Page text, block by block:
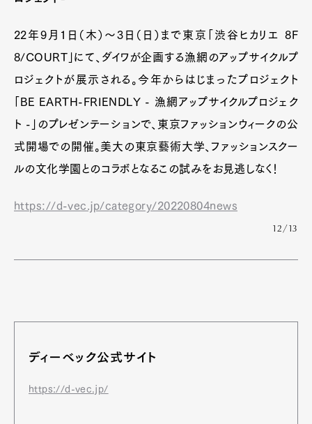
22年9月1日（木）〜3日（日）まで東京「渋谷ヒカリエ 8F
8/COURT」にて、ダイワが企画する漁網のアップサイクルプ
ロジェクトが展示される。今年からはじまったプロジェクト
「BE EARTH-FRIENDLY - 漁網アップサイクルプロジェク
ト -」のプレゼンテーションで、東京ファッションウィークの公
式開場での開催。美大の東京藝術大学、ファッションスクー
ルの文化学園とのコラボとなるこの試みをお見逃しなく！
https://d-vec.jp/category/20220804news
12/13
ディーベック公式サイト
https://d-vec.jp/